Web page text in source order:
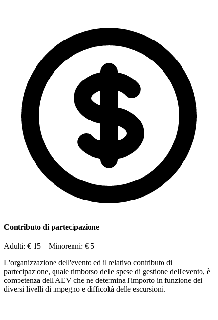
Contributo di partecipazione
Adulti: € 15 – Minorenni: € 5
L'organizzazione dell'evento ed il relativo contributo di
partecipazione, quale rimborso delle spese di gestione dell'evento, è
competenza dell'AEV che ne determina l'importo in funzione dei
diversi livelli di impegno e difficoltà delle escursioni.